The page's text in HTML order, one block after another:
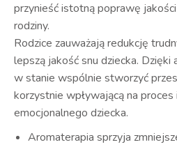
przynieść istotną poprawę jakości
rodziny.
Rodzice zauważają redukcję
lepszą jakość snu dziecka.
w stanie wspólnie stworzyć
korzystnie wpływającą na
emocjonalnego dziecka.
Aromaterapia sprzyja